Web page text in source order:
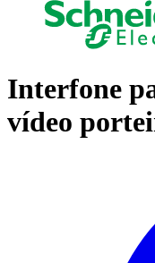
Interfone
vídeo